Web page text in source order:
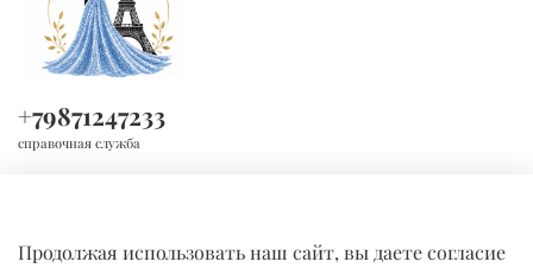
+79871247233
справочная служба
Продолжая использовать наш сайт, вы даете согласие